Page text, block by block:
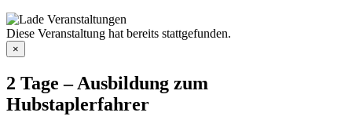
Diese Veranstaltung hat bereits stattgefunden.
×
2 Tage – Ausbildung zum
Hubstaplerfahrer